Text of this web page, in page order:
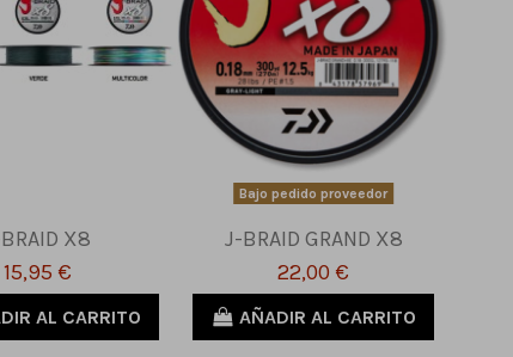
X8
15,95 €
AL CARRITO
Bajo pedido proveedor
J-BRAID GRAND X8
22,00 €
AÑADIR AL CARRITO